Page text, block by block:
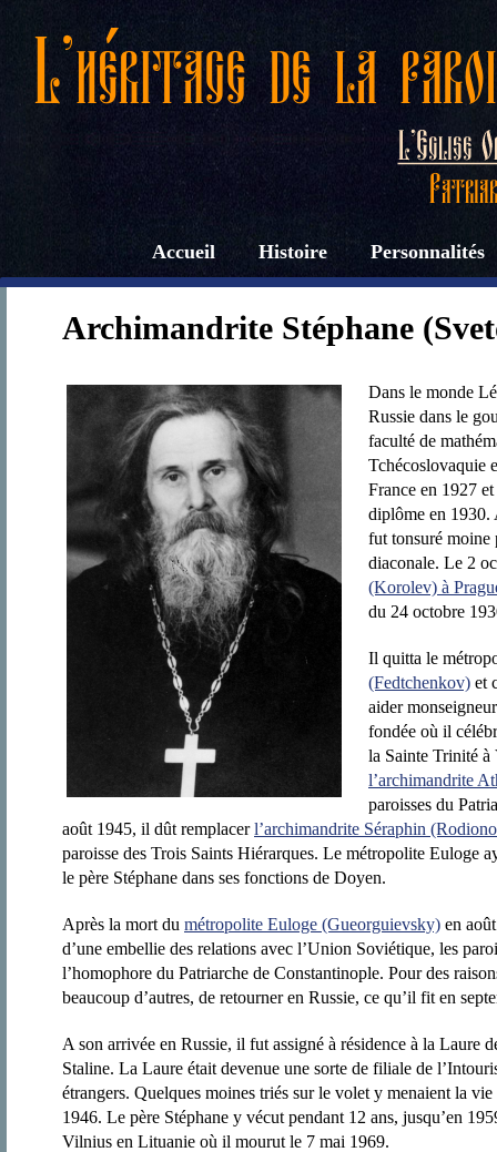
Accueil Histoire Personnalités
Archimandrite Stéphane
Dans le monde
Russie dans le
faculté de
Tchécoslovaquie
France en 1927
diplôme en
fut tonsuré moine
diaconale. Le 2
(Korolev) à
du 24 octobre
Il quitta le
(Fedtchenkov) et
aider
fondée où il
la Sainte Trinité à
l’archimandrite
paroisses du
août 1945, il dût remplacerl’archimandrite Séraphin
paroisse des Trois Saints Hiérarques. Le métropolite Euloge
le père Stéphane dans ses fonctions de Doyen.
Après la mort du métropolite Euloge (Gueorguievsky) en
d’une embellie des relations avec l’Union Soviétique, les
l’homophore du Patriarche de Constantinople. Pour des
beaucoup d’autres, de retourner en Russie, ce qu’il fit en
A son arrivée en Russie, il fut assigné à résidence à la Laure
Staline. La Laure était devenue une sorte de filiale de
étrangers. Quelques moines triés sur le volet y menaient la
1946. Le père Stéphane y vécut pendant 12 ans, jusqu’en
Vilnius en Lituanie où il mourut le 7 mai 1969.